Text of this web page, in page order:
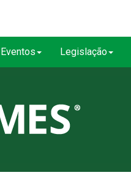
Eventos Legislação